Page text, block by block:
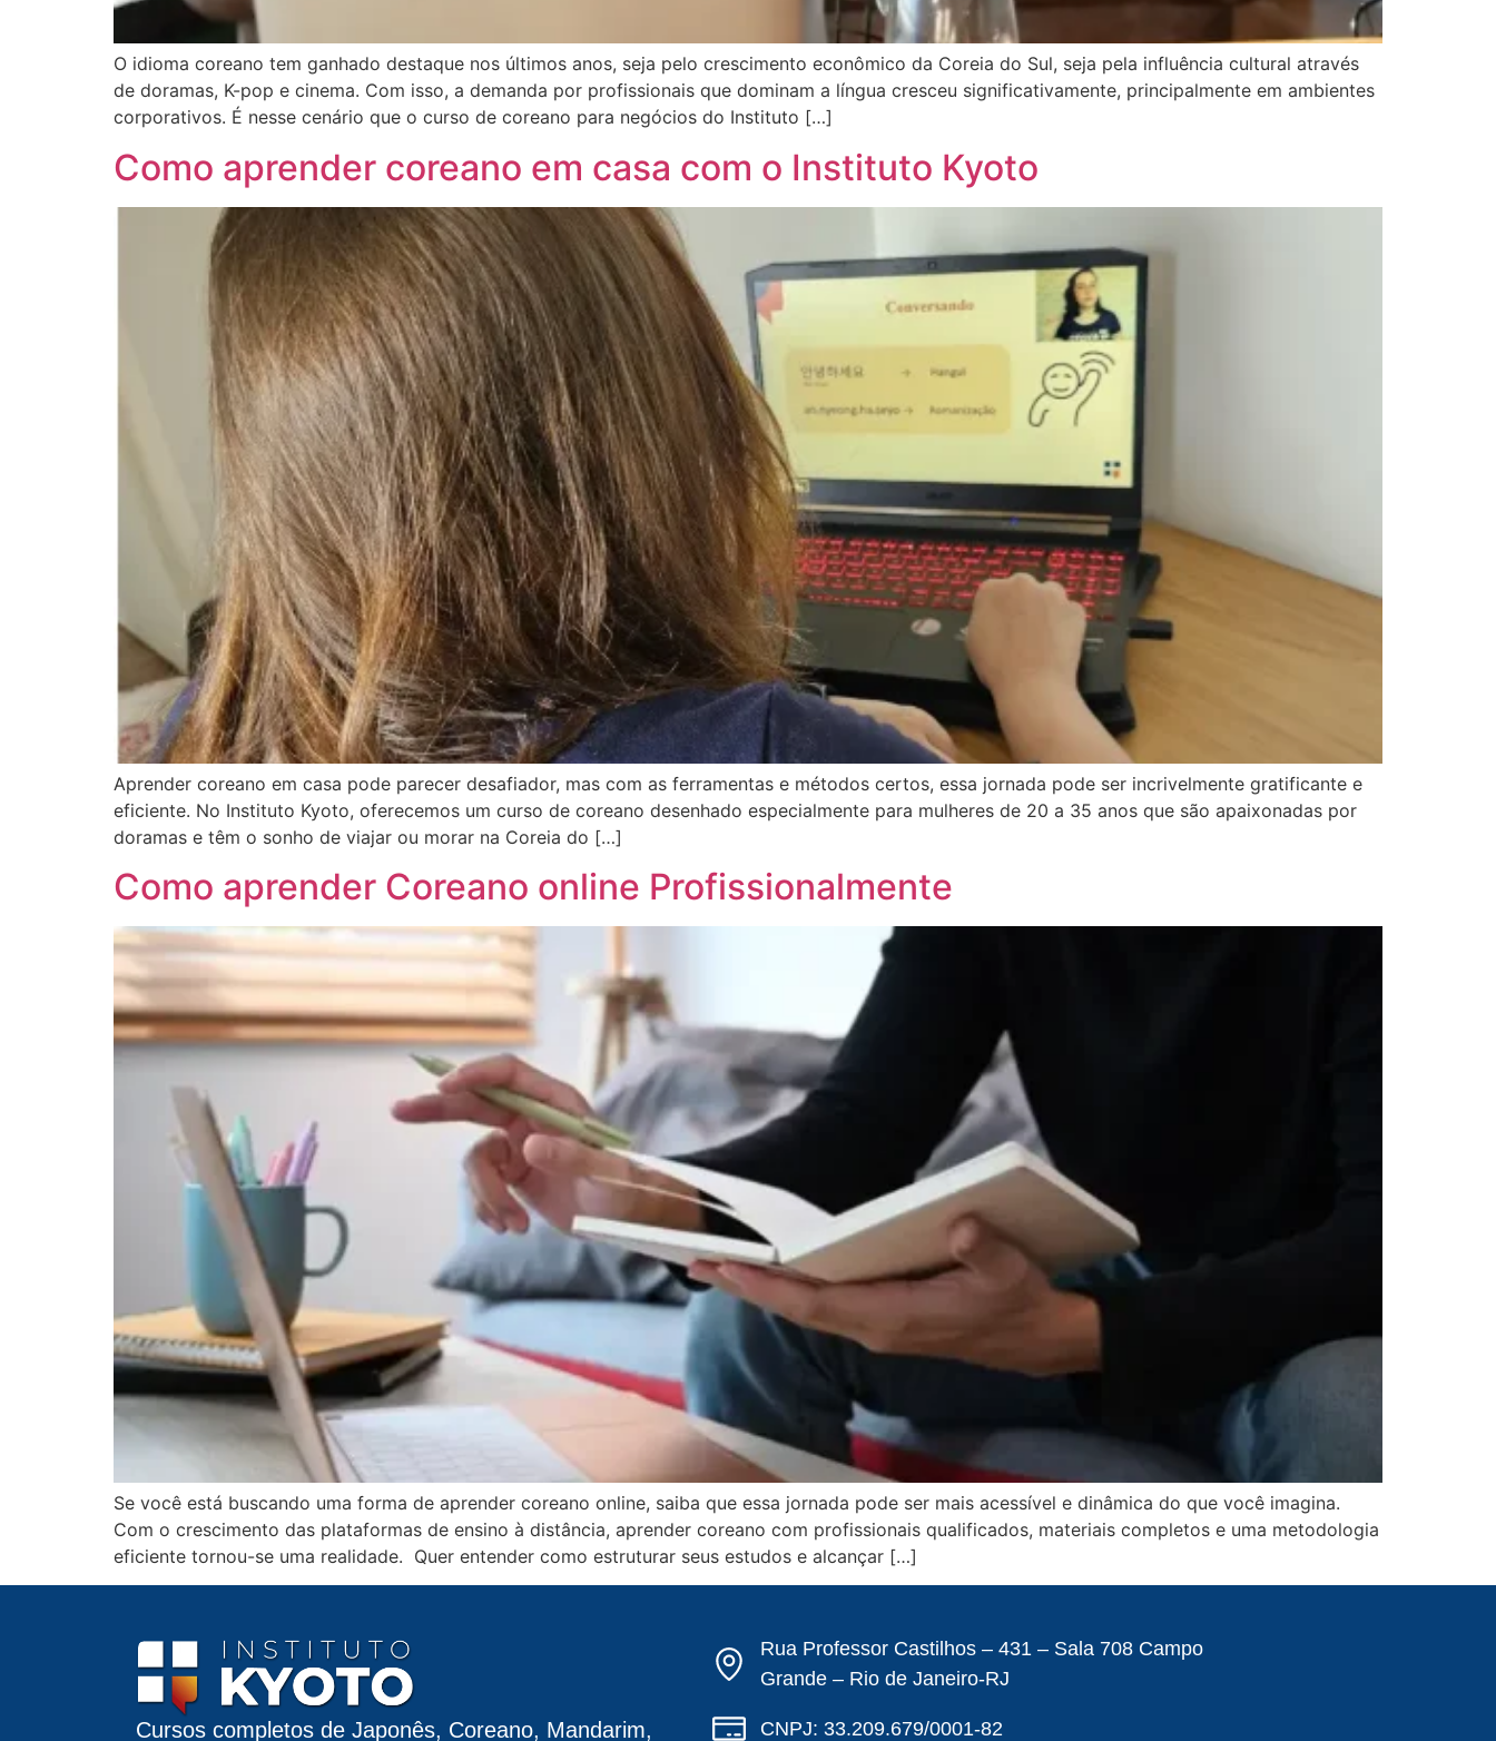
O idioma coreano tem ganhado destaque nos últimos anos, seja pelo crescimento econômico da Coreia do Sul, seja pela influência cultural através
de doramas, K-pop e cinema. Com isso, a demanda por profissionais que dominam a língua cresceu significativamente, principalmente em ambientes
corporativos. É nesse cenário que o curso de coreano para negócios do Instituto […]
Como aprender coreano em casa com o Instituto Kyoto
Aprender coreano em casa pode parecer desafiador, mas com as ferramentas e métodos certos, essa jornada pode ser incrivelmente gratificante e
eficiente. No Instituto Kyoto, oferecemos um curso de coreano desenhado especialmente para mulheres de 20 a 35 anos que são apaixonadas por
doramas e têm o sonho de viajar ou morar na Coreia do […]
Como aprender Coreano online Profissionalmente
Se você está buscando uma forma de aprender coreano online, saiba que essa jornada pode ser mais acessível e dinâmica do que você imagina.
Com o crescimento das plataformas de ensino à distância, aprender coreano com profissionais qualificados, materiais completos e uma metodologia
eficiente tornou-se uma realidade. Quer entender como estruturar seus estudos e alcançar […]
Cursos completos de Japonês, Coreano, Mandarim,
Rua Professor Castilhos – 431 – Sala 708 Campo
Grande – Rio de Janeiro-RJ
CNPJ: 33.209.679/0001-82